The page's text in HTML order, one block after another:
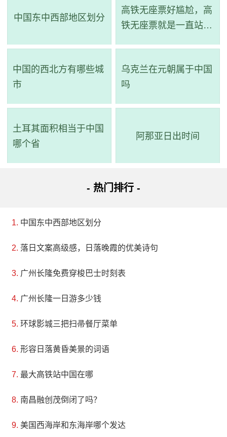
中国东中西部地区划分
高铁无座票好尴尬，高
铁无座票就是一直站着
中国的西北方有哪些城
市
乌克兰在元朝属于中国
吗
土耳其面积相当于中国
哪个省
阿那亚日出时间
- 热门排行 -
中国东中西部地区划分
落日文案高级感，日落晚霞的优美诗句
广州长隆免费穿梭巴士时刻表
广州长隆一日游多少钱
环球影城三把扫帚餐厅菜单
形容日落黄昏美景的词语
最大高铁站中国在哪
南昌融创茂倒闭了吗？
美国西海岸和东海岸哪个发达